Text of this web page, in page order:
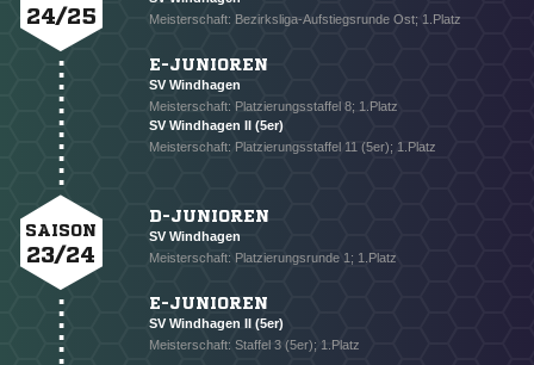
24/25
Meisterschaft: Bezirksliga-Aufstiegsrunde Ost; 1.Platz
E-JUNIOREN
SV Windhagen
Meisterschaft: Platzierungsstaffel 8; 1.Platz
SV Windhagen II (5er)
Meisterschaft: Platzierungsstaffel 11 (5er); 1.Platz
SAISON
23/24
D-JUNIOREN
SV Windhagen
Meisterschaft: Platzierungsrunde 1; 1.Platz
E-JUNIOREN
SV Windhagen II (5er)
Meisterschaft: Staffel 3 (5er); 1.Platz